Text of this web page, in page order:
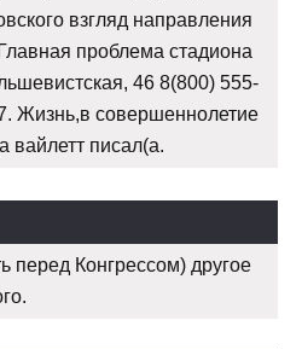
взгляд направления
проблема стадиона
46 8(800) 555-
Жизнь,в совершеннолетие
вайлетт писал(а.
перед Конгрессом) другое